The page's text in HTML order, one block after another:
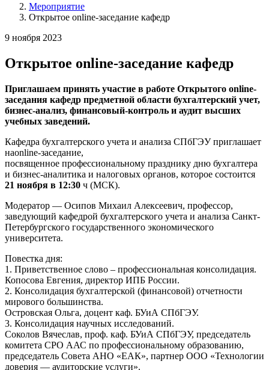
Мероприятие
Открытое online-заседание кафедр
9 ноября 2023
Открытое online-заседание кафедр
Приглашаем принять участие в работе Открытого online-
заседания кафедр предметной области бухгалтерский учет,
бизнес-анализ, финансовый-контроль и аудит высших
учебных заведений.
Кафедра бухгалтерского учета и анализа СПбГЭУ приглашает
наonline-заседание,
посвященное профессиональному празднику дню бухгалтера
и бизнес-аналитика и налоговых органов, которое состоится
21 ноября в 12:30 ч (МСК).
Модератор — Осипов Михаил Алексеевич, профессор,
заведующий кафедрой бухгалтерского учета и анализа Санкт-
Петербургского государственного экономического
университета.
Повестка дня:
1. Приветственное слово – профессиональная консолидация.
Копосова Евгения, директор ИПБ России.
2. Консолидация бухгалтерской (финансовой) отчетности
мирового большинства.
Островская Ольга, доцент каф. БУиА СПбГЭУ.
3. Консолидация научных исследований.
Соколов Вячеслав, проф. каф. БУиА СПбГЭУ, председатель
комитета СРО ААС по профессиональному образованию,
председатель Совета АНО «ЕАК», партнер ООО «Технологии
доверия — аудиторские услуги».